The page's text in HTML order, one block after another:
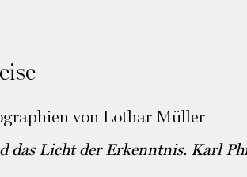
von Lothar Müller
das Licht der Erkenntnis. Karl